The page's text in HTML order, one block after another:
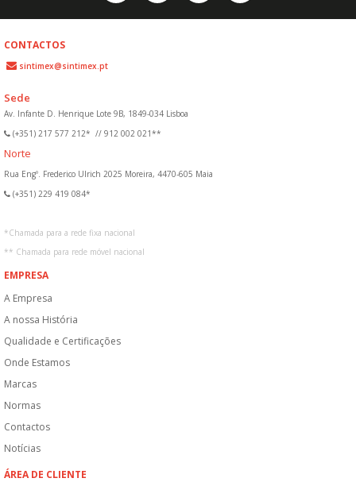
CONTACTOS
sintimex@sintimex.pt
Sede
Av. Infante D. Henrique Lote 9B, 1849-034 Lisboa
(+351) 217 577 212* // 912 002 021**
Norte
Rua Engº. Frederico Ulrich 2025 Moreira, 4470-605 Maia
(+351) 229 419 084*
*Chamada para a rede fixa nacional
** Chamada para rede móvel nacional
EMPRESA
A Empresa
A nossa História
Qualidade e Certificações
Onde Estamos
Marcas
Normas
Contactos
Notícias
ÁREA DE CLIENTE